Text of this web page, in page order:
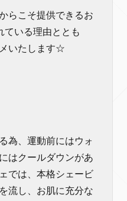
らこそ提供できるお
ている理由ととも
いたします☆
為、運動前にはウォ
はクールダウンがあ
では、本格シェービ
流し、お肌に充分な